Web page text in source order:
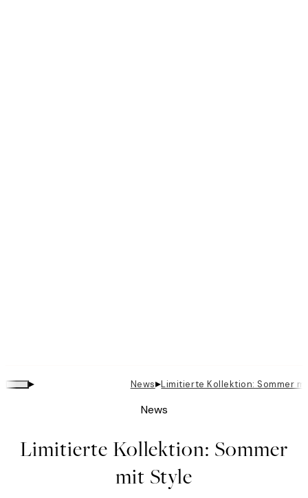
▸ News▸Limitierte Kollektion: Sommer
News
Limitierte Kollektion: Sommer
mit Style